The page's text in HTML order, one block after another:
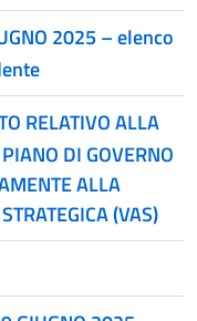
2025 – elenco
RELATIVO ALLA
DI GOVERNO
ALLA
(VAS)